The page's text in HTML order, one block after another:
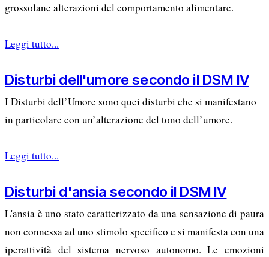
grossolane alterazioni del comportamento alimentare.
Leggi tutto...
Disturbi dell'umore secondo il DSM IV
I Disturbi dell’Umore sono quei disturbi che si manifestano
in particolare con un’alterazione del tono dell’umore.
Leggi tutto...
Disturbi d'ansia secondo il DSM IV
L'ansia è uno stato caratterizzato da una sensazione di paura
non connessa ad uno stimolo specifico e si manifesta con una
iperattività del sistema nervoso autonomo. Le emozioni